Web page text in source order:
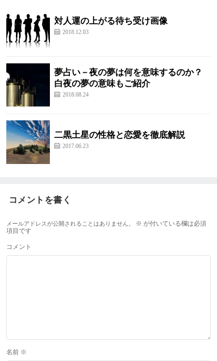
対人運の上がる待ち受け画像
2018.12.03
夢占い－夜の夢は何を意味するのか？
白夜の夢の意味もご紹介
2018.08.24
二黒土星の性格と恋愛を徹底解説
2017.06.23
コメントを書く
メールアドレスが公開されることはありません。 ※ が付いている欄は必須
項目です
コメント
名前 ※